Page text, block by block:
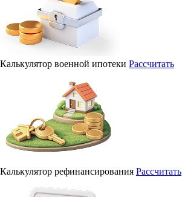
Калькулятор военной ипотеки Рассчитать
Калькулятор рефинансирования Рассчитать